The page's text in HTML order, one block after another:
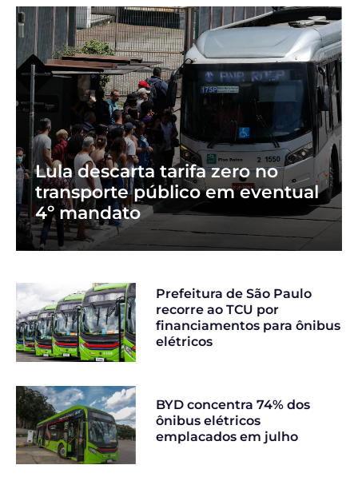
Lula descarta tarifa zero no
transporte público em eventual
4º mandato
Prefeitura de São Paulo
recorre ao TCU por
financiamentos para ônibus
elétricos
BYD concentra 74% dos
ônibus elétricos
emplacados em julho